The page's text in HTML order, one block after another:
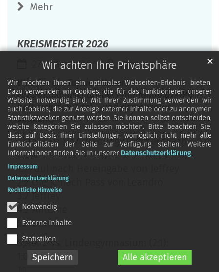
Wir achten Ihre Privatsphäre
Wir möchten Ihnen ein optimales Webseiten-Erlebnis bieten.
Dazu verwenden wir Cookies, die für das Funktionieren unserer
Website notwendig sind. Mit Ihrer Zustimmung verwenden wir
auch Cookies, die zur Anzeige externer Inhalte oder zu anonymen
Statistikzwecken genutzt werden. Sie können selbst entscheiden,
welche Kategorien Sie zulassen möchten. Bitte beachten Sie,
dass auf Basis Ihrer Einstellungen womöglich nicht mehr alle
Funktionalitäten der Seite zur Verfügung stehen. Weitere
Informationen finden Sie in unserer Datenschutzerklärung.
Notwendig
Externe Inhalte
Statistiken
Speichern Alle akzeptieren
✕
Impressum
Datenschutzerklärung
Rechtliche Hinweise
Mehr
KREISMEISTER 2026
27. März 2026 Joh
Was für ein Turnier! Unsere
Fußballmannschaft WK1 (Jahrgang 07–09)
holt sich den Titel – und das absolut
verdient!
Spiel 1 vs. Berufskolleg Gummersbach
(5:2):
1:1 Paul nach Hereingabe von Jeffrey
2:2 Ole K. nach Pass von Leandro
3:2 Jeffrey
4:2 Antoine
5:2 Lennox
Spiel 2 vs. Lindengymnasium (2:1):
1:0 Jeffrey